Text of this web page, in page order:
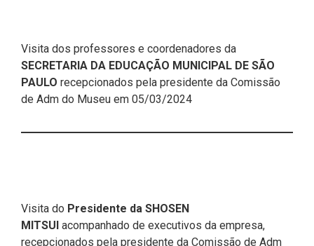
Visita dos professores e coordenadores da
SECRETARIA DA EDUCAÇÃO MUNICIPAL DE SÃO
PAULO recepcionados pela presidente da Comissão
de Adm do Museu em 05/03/2024
Visita do Presidente da SHOSEN
MITSUI acompanhado de executivos da empresa,
recepcionados pela presidente da Comissão de Adm